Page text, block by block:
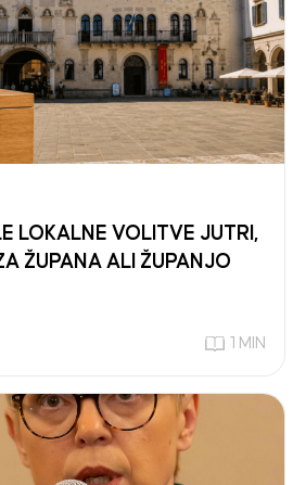
LOKALNE VOLITVE JUTRI,
ŽUPANA ALI ŽUPANJO
1 MIN